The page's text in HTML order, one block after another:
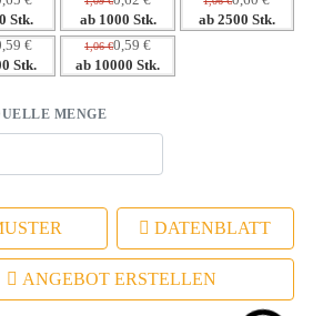
Stk. ab 1000 Stk. ab 2500 Stk.
€
Stk.
1,06 €0,59 €
ab 10000 Stk.
MENGE
DATENBLATT
ANGEBOT ERSTELLEN